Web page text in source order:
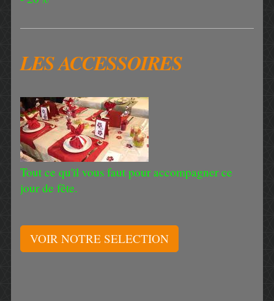
LES ACCESSOIRES
Tout ce qu'il vous faut pour accompagner ce
jour de fête.
VOIR NOTRE SELECTION